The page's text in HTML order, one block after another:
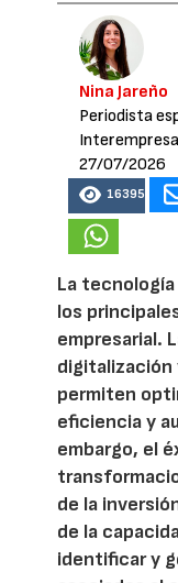
Nina Jareño
Periodista
27/07/2026
16395
La
los
empresarial.
digitalización
permiten
eficiencia y
embargo, el
de la
de la
identificar y